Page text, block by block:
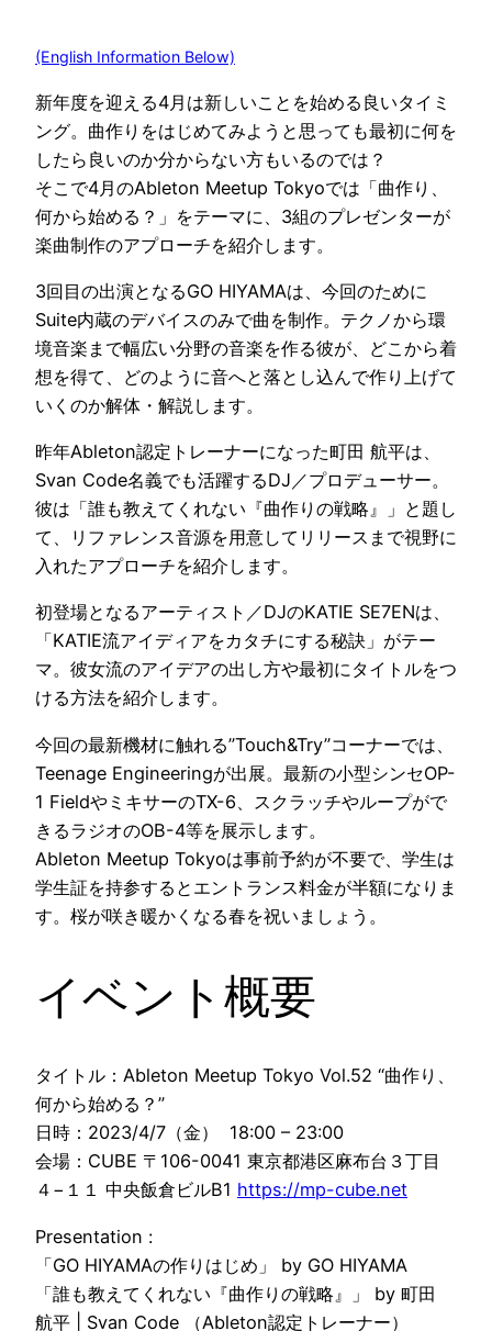
(English Information Below)
新年度を迎える4月は新しいことを始める良いタイミ
ング。曲作りをはじめてみようと思っても最初に何を
したら良いのか分からない方もいるのでは？
そこで4月のAbleton Meetup Tokyoでは「曲作り、
何から始める？」をテーマに、3組のプレゼンターが
楽曲制作のアプローチを紹介します。
3回目の出演となるGO HIYAMAは、今回のために
Suite内蔵のデバイスのみで曲を制作。テクノから環
境音楽まで幅広い分野の音楽を作る彼が、どこから着
想を得て、どのように音へと落とし込んで作り上げて
いくのか解体・解説します。
昨年Ableton認定トレーナーになった町田 航平は、
Svan Code名義でも活躍するDJ／プロデューサー。
彼は「誰も教えてくれない『曲作りの戦略』」と題し
て、リファレンス音源を用意してリリースまで視野に
入れたアプローチを紹介します。
初登場となるアーティスト／DJのKATIE SE7ENは、
「KATIE流アイディアをカタチにする秘訣」がテー
マ。彼女流のアイデアの出し方や最初にタイトルをつ
ける方法を紹介します。
今回の最新機材に触れる”Touch&Try”コーナーでは、
Teenage Engineeringが出展。最新の小型シンセOP-
1 FieldやミキサーのTX-6、スクラッチやループがで
きるラジオのOB-4等を展示します。
Ableton Meetup Tokyoは事前予約が不要で、学生は
学生証を持参するとエントランス料金が半額になりま
す。桜が咲き暖かくなる春を祝いましょう。
イベント概要
タイトル：Ableton Meetup Tokyo Vol.52 “曲作り、
何から始める？”
日時：2023/4/7（金） 18:00 – 23:00
会場：CUBE 〒106-0041 東京都港区麻布台３丁目
４−１１ 中央飯倉ビルB1 https://mp-cube.net
Presentation :
「GO HIYAMAの作りはじめ」 by GO HIYAMA
「誰も教えてくれない『曲作りの戦略』」 by 町田
航平 | Svan Code （Ableton認定トレーナー）